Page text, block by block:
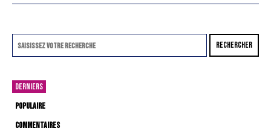
RECHERCHER
DERNIERS
POPULAIRE
COMMENTAIRES